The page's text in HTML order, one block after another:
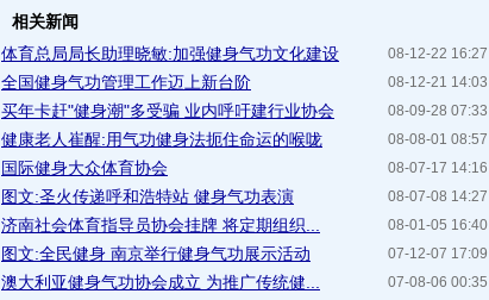
相关新闻
08-12-22 16:27
体育总局局长助理晓敏:加强健身气功文化建设
08-12-21 14:03
全国健身气功管理工作迈上新台阶
08-09-28 07:33
买年卡赶"健身潮"多受骗 业内呼吁建行业协会
08-08-01 08:57
健康老人崔醒:用气功健身法扼住命运的喉咙
08-07-17 14:16
国际健身大众体育协会
08-07-08 14:27
图文:圣火传递呼和浩特站 健身气功表演
08-01-05 16:40
济南社会体育指导员协会挂牌 将定期组织...
07-12-07 17:09
图文:全民健身 南京举行健身气功展示活动
07-08-06 00:35
澳大利亚健身气功协会成立 为推广传统健...